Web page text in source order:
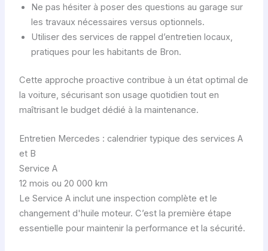
Ne pas hésiter à poser des questions au garage sur
les travaux nécessaires versus optionnels.
Utiliser des services de rappel d’entretien locaux,
pratiques pour les habitants de Bron.
Cette approche proactive contribue à un état optimal de
la voiture, sécurisant son usage quotidien tout en
maîtrisant le budget dédié à la maintenance.
Entretien Mercedes : calendrier typique des services A
et B
Service A
12 mois ou 20 000 km
Le Service A inclut une inspection complète et le
changement d'huile moteur. C’est la première étape
essentielle pour maintenir la performance et la sécurité.